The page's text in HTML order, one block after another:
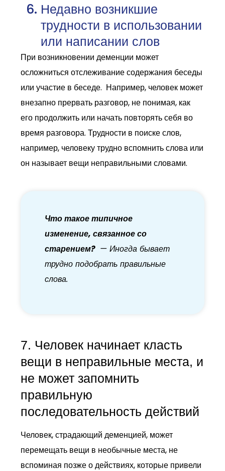
Недавно возникшие
трудности в использовании
или написании слов
При возникновении деменции может
осложниться отслеживание содержания беседы
или участие в беседе. Например, человек может
внезапно прервать разговор, не понимая, как
его продолжить или начать повторять себя во
время разговора. Трудности в поиске слов,
например, человеку трудно вспомнить слова или
он называет вещи неправильными словами.
Что такое типичное
изменение, связанное со
старением? — Иногда бывает
трудно подобрать правильные
слова.
7. Человек начинает класть
вещи в неправильные места, и
не может запомнить
правильную
последовательность действий
Человек, страдающий деменцией, может
перемещать вещи в необычные места, не
вспоминая позже о действиях, которые привели